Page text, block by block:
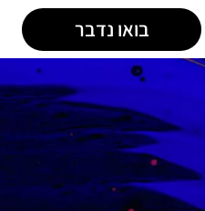
בואו נדבר